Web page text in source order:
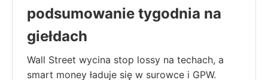
podsumowanie tygodnia na
giełdach
Wall Street wycina stop lossy na techach, a
smart money ładuje się w surowce i GPW.